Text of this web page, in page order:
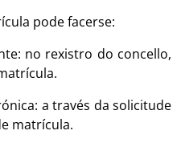
pode facerse:
rexistro do concello,
a través da solicitude
matrícula.